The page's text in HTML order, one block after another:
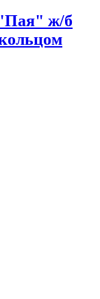
"Пая" ж/б